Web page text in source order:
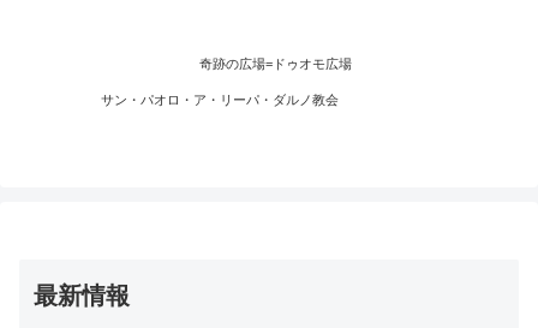
奇跡の広場=ドゥオモ広場
サン・パオロ・ア・リーパ・ダルノ教会
最新情報